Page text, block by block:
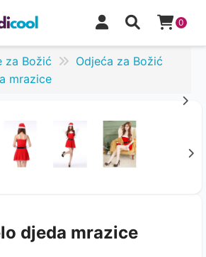
0
za Božić
Odjeća za Božić
mrazice
djeda mrazice